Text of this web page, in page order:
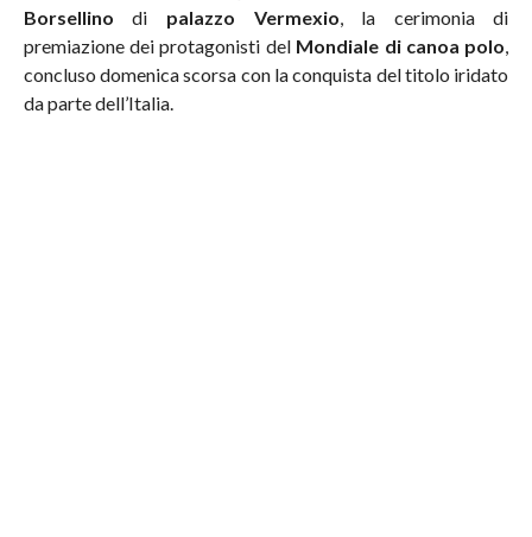
Borsellino di palazzo Vermexio, la cerimonia di
premiazione dei protagonisti del Mondiale di canoa polo,
concluso domenica scorsa con la conquista del titolo iridato
da parte dell’Italia.